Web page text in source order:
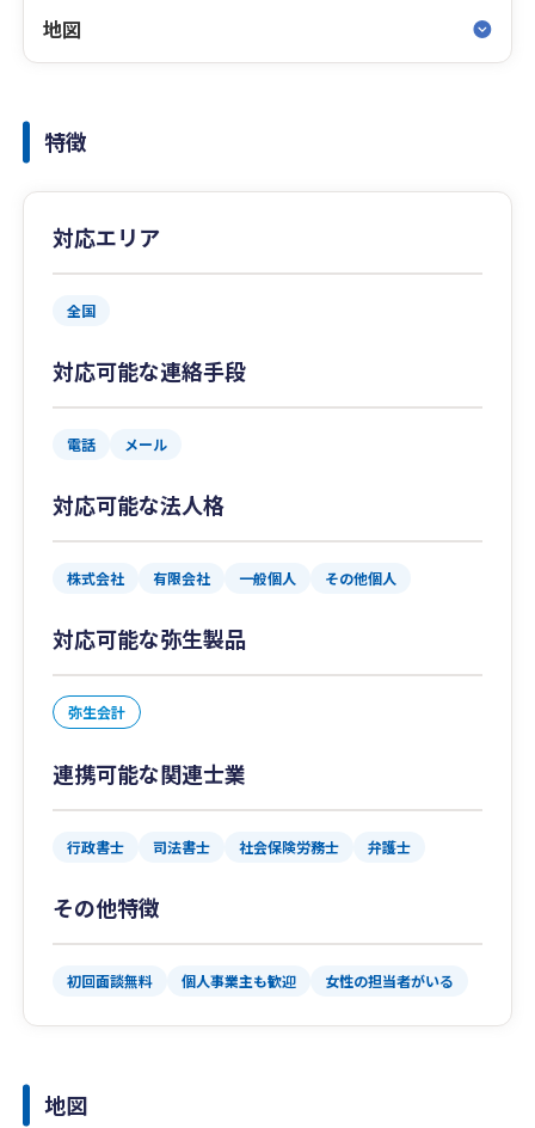
地図
特徴
対応エリア
全国
対応可能な連絡手段
電話 メール
対応可能な法人格
株式会社 有限会社 一般個人 その他個人
対応可能な弥生製品
弥生会計
連携可能な関連士業
行政書士 司法書士 社会保険労務士 弁護士
その他特徴
初回面談無料 個人事業主も歓迎 女性の担当者がいる
地図